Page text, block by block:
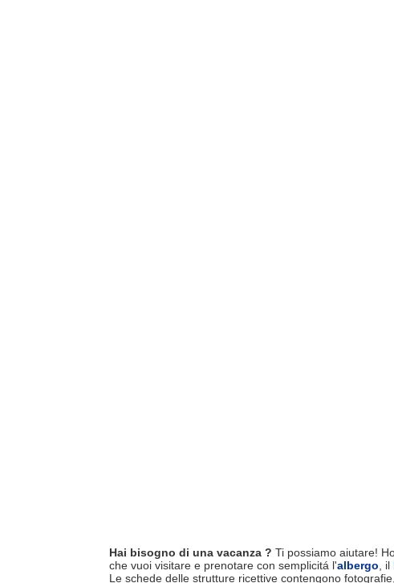
Hai bisogno di una vacanza ? Ti possiamo aiutare!
che vuoi visitare e prenotare con semplicitá l'albergo , il
Le schede delle strutture ricettive contengono